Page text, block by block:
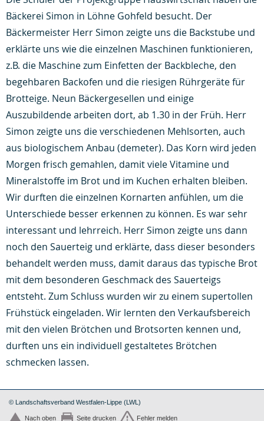
Bäckerei Simon in Löhne Gohfeld besucht. Der
Bäckermeister Herr Simon zeigte uns die Backstube und
erklärte uns wie die einzelnen Maschinen funktionieren,
z.B. die Maschine zum Einfetten der Backbleche, den
begehbaren Backofen und die riesigen Rührgeräte für
Brotteige. Neun Bäckergesellen und einige
Auszubildende arbeiten dort, ab 1.30 in der Früh. Herr
Simon zeigte uns die verschiedenen Mehlsorten, auch
aus biologischem Anbau (demeter). Das Korn wird jeden
Morgen frisch gemahlen, damit viele Vitamine und
Mineralstoffe im Brot und im Kuchen erhalten bleiben.
Wir durften die einzelnen Kornarten anfühlen, um die
Unterschiede besser erkennen zu können. Es war sehr
interessant und lehrreich. Herr Simon zeigte uns dann
noch den Sauerteig und erklärte, dass dieser besonders
behandelt werden muss, damit daraus das typische Brot
mit dem besonderen Geschmack des Sauerteigs
entsteht. Zum Schluss wurden wir zu einem supertollen
Frühstück eingeladen. Wir lernten den Verkaufsbereich
mit den vielen Brötchen und Brotsorten kennen und,
durften uns ein individuell gestaltetes Brötchen
schmecken lassen.
© Landschaftsverband Westfalen-Lippe (LWL)
Nach oben Seite drucken Fehler melden